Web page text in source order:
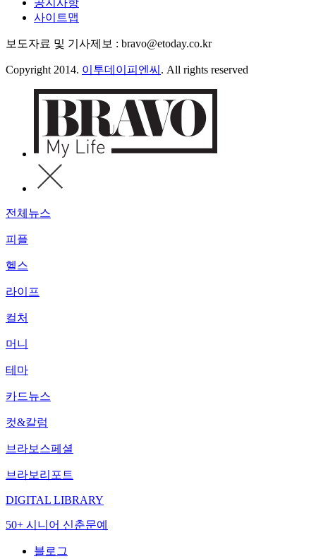
공지사항
사이트맵
보도자료 및 기사제보 : bravo@etoday.co.kr
Copyright 2014. 이투데이피엔씨 . All rights reserved
전체뉴스
피플
헬스
라이프
컬처
머니
테마
카드뉴스
컷&칼럼
브라보스페셜
브라보리포트
DIGITAL LIBRARY
50+ 시니어 신춘문예
블로그